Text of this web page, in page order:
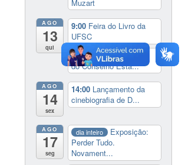
Muzart
AGO
13
qui
9:00 Feira do Livro da
UFSC
14:30 Sessão Especial
do Conselho Esta...
AGO
14
sex
14:00 Lançamento da
cinebiografia de D...
AGO
17
seg
dia inteiro
Exposição:
Perder Tudo.
Novament...